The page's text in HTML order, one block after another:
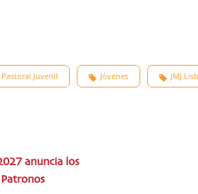
JMJ
Jóvenes
Pastoral Juvenil
anuncia los